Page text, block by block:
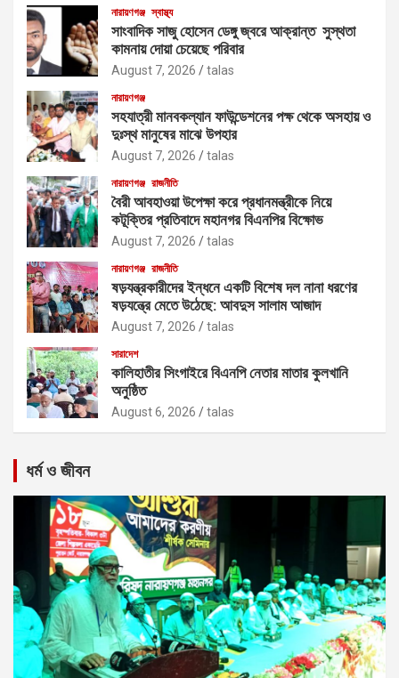
নারায়ণগঞ্জ স্বাস্থ্য
সাংবাদিক সাজু হোসেন ডেঙ্গু জ্বরে আক্রান্ত সুস্থতা
কামনায় দোয়া চেয়েছে পরিবার
August 7, 2026 talas
নারায়ণগঞ্জ
সহযাত্রী মানবকল্যান ফাউন্ডেশনের পক্ষ থেকে অসহায় ও
দুঃস্থ মানুষের মাঝে উপহার
August 7, 2026 talas
নারায়ণগঞ্জ রাজনীতি
বৈরী আবহাওয়া উপেক্ষা করে প্রধানমন্ত্রীকে নিয়ে
কটূক্তির প্রতিবাদে মহানগর বিএনপির বিক্ষোভ
August 7, 2026 talas
নারায়ণগঞ্জ রাজনীতি
ষড়যন্ত্রকারীদের ইন্ধনে একটি বিশেষ দল নানা ধরণের
ষড়যন্ত্রে মেতে উঠেছে: আবদুস সালাম আজাদ
August 7, 2026 talas
সারাদেশ
কালিহাতীর সিংগাইরে বিএনপি নেতার মাতার কুলখানি
অনুষ্ঠিত
August 6, 2026 talas
ধর্ম ও জীবন